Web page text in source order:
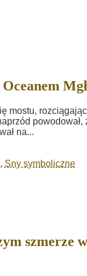
mostu,
powodował,
na...
, Sny symboliczne
szmerze w